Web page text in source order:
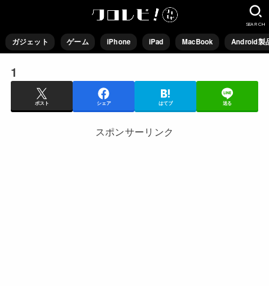
ガジェット ゲーム iPhone iPad MacBook Android製
SEARCH
1
ポスト シェア はてブ 送る
スポンサーリンク